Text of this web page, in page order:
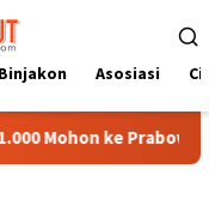
Binjakon Asosiasi
ke Prabowo